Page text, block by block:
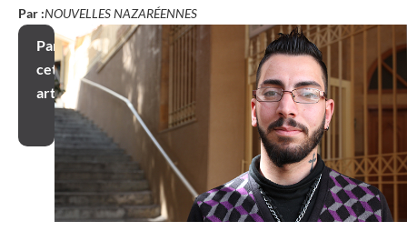
Par :NOUVELLES NAZARÉENNES
Partager
cet
article